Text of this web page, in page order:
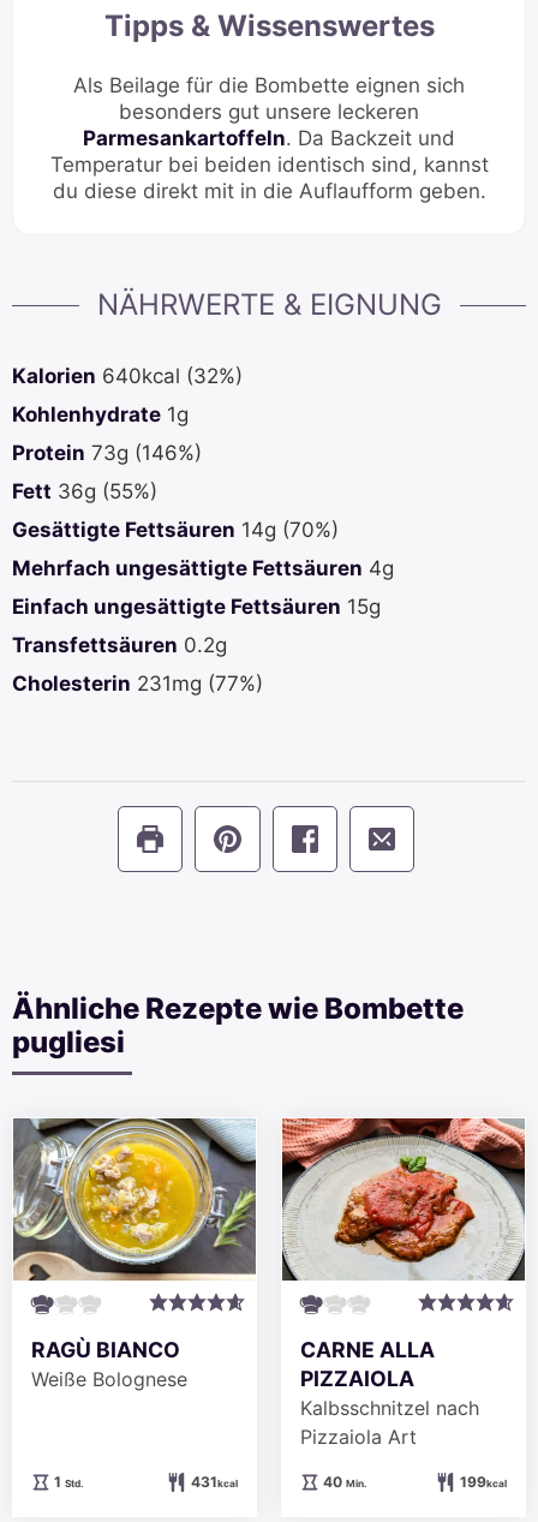
Tipps & Wissenswertes
Als Beilage für die Bombette eignen sich
besonders gut unsere leckeren
Parmesankartoffeln. Da Backzeit und
Temperatur bei beiden identisch sind, kannst
du diese direkt mit in die Auflaufform geben.
NÄHRWERTE & EIGNUNG
Kalorien 640kcal (32%)
Kohlenhydrate 1g
Protein 73g (146%)
Fett 36g (55%)
Gesättigte Fettsäuren 14g (70%)
Mehrfach ungesättigte Fettsäuren 4g
Einfach ungesättigte Fettsäuren 15g
Transfettsäuren 0.2g
Cholesterin 231mg (77%)
Ähnliche Rezepte wie Bombette
pugliesi
RAGÙ BIANCO
Weiße Bolognese
1Stunde
Std. 431kcal
CARNE ALLA
PIZZAIOLA
Kalbsschnitzel nach
Pizzaiola Art
40Minuten
Min. 199kcal